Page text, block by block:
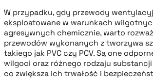
W przypadku, gdy przewody
eksploatowane w warunkach
agresywnych chemicznie, warto
przewodów wykonanych z tworzywa
takiego jak PVC czy PCV. Są one
wilgoci oraz różnego rodzaju
co zwiększa ich trwałość i